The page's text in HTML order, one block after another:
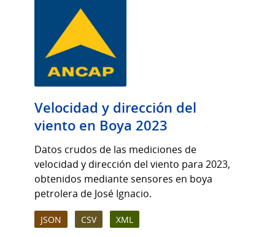
Velocidad y dirección del
viento en Boya 2023
Datos crudos de las mediciones de
velocidad y dirección del viento para 2023,
obtenidos mediante sensores en boya
petrolera de José Ignacio.
JSON CSV XML